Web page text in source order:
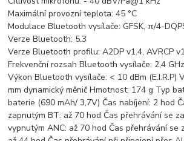
Maximální provozní teplota: 45 °C
Modulace Bluetooth vysílače: GFSK, π/4-
Verze Bluetooth: 5.3
Verze Bluetooth profilu: A2DP v1.4, AVRCP
Frekvenční rozsah Bluetooth vysílače: 2,4
Výkon Bluetooth vysílače: < 10 dBm (E.I.R.P)
mm dynamický měnič Hmotnost: 174 g Typ
baterie (690 mAh/ 3,7V) Čas nabíjení: 2 hod
zapnutým BT: až 70 hod Čas přehrávání se
vypnutým ANC: až 70 hod Čas přehrávání se